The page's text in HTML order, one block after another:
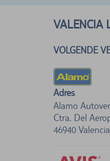
VALENCIA
VOLGENDE
Adres
Alamo
Ctra. Del
46940 Valencia